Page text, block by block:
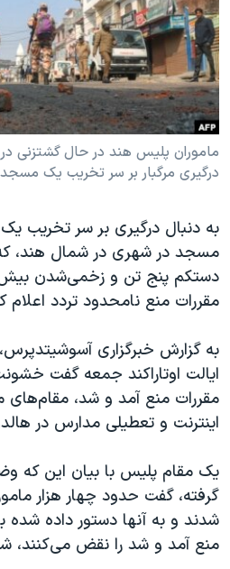
فرهنگ و زندگی
حقوق شهروندی
اقتصادی
علم و فناوری
اسرائیل در جنگ
گالری عکس
مستندها
انتخابات ریاست جمهوری آمریکا ۲۰۲۴
حمله جمهوری اسلامی به اسرائیل
رمز مهسا
ورزش زنان در ایران
اعتراضات زن، زندگی، آزادی
تریبونال مردمی آبان ۹۸
دادگاه حمید نوری
چهل سال گروگان‌گیری
قانون شفافیت دارائی کادر رهبری ایران
اعتراضات مردمی آبان ۹۸
اسرائیل در جنگ
همایش محافظه‌کاران آمریکا
صفحه‌های ویژه
سفر پرزیدنت ترامپ به چین
دنبال کنید
زبانهای مختلف
ماموران پلیس هند در حال گشتزنی
درگیری مرگبار بر سر تخریب یک مسجد
به دنبال درگیری بر سر تخریب
مسجد در شهری در شمال هند،
مقررات منع نامحدود تردد اعلام
به گزارش خبرگزاری آسوشیتد‌پرس،
ایالت اوتاراکند جمعه گفت
مقررات منع آمد و شد، مقام‌های
اینترنت و تعطیلی مدارس در
یک مقام پلیس با بیان این که
گرفته، گفت حدود چهار هزار
شدند و به آنها دستور داده شده
منع آمد و شد را نقض می‌کنند،